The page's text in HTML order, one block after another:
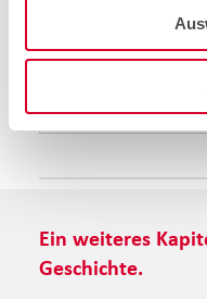
Rückbau
Neuinstallationen im
stellten hohe
Ein weiteres
Geschichte.